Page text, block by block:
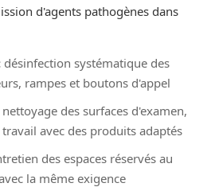
d'agents pathogènes dans
désinfection systématique des
rampes et boutons d'appel
nettoyage des surfaces d'examen,
avec des produits adaptés
des espaces réservés au
la même exigence